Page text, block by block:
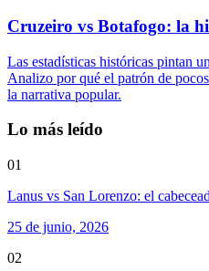
Cruzeiro vs Botafogo: la
Las estadísticas históricas pintan
Analizo por qué el patrón de
la narrativa popular.
Lo más leído
01
Lanus vs San Lorenzo: el
25 de junio, 2026
02